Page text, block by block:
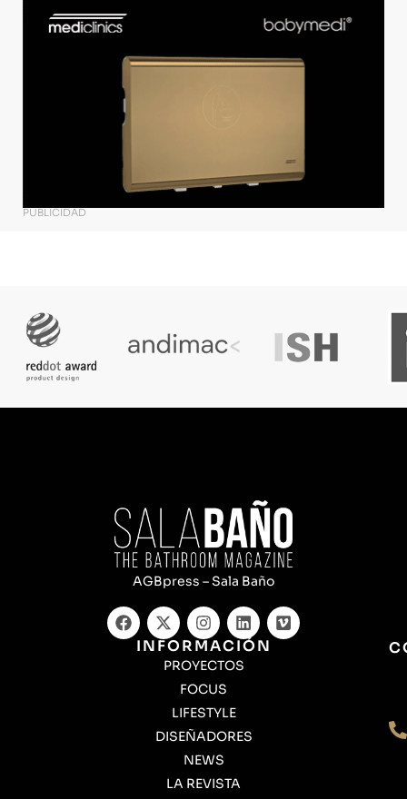
PUBLICIDAD
AGBpress – Sala Baño
INFORMACIÓN
PROYECTOS
FOCUS
LIFESTYLE
DISEÑADORES
NEWS
LA REVISTA